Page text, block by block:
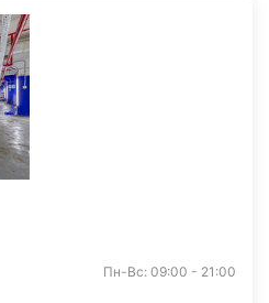
Пн-Вс: 09:00 - 21:00